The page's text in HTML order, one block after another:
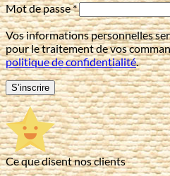
Mot de passe*Obligatoire
Vos informations personnelles
pour le traitement de vos
politique de confidentialité.
S’inscrire
Ce que disent nos clients